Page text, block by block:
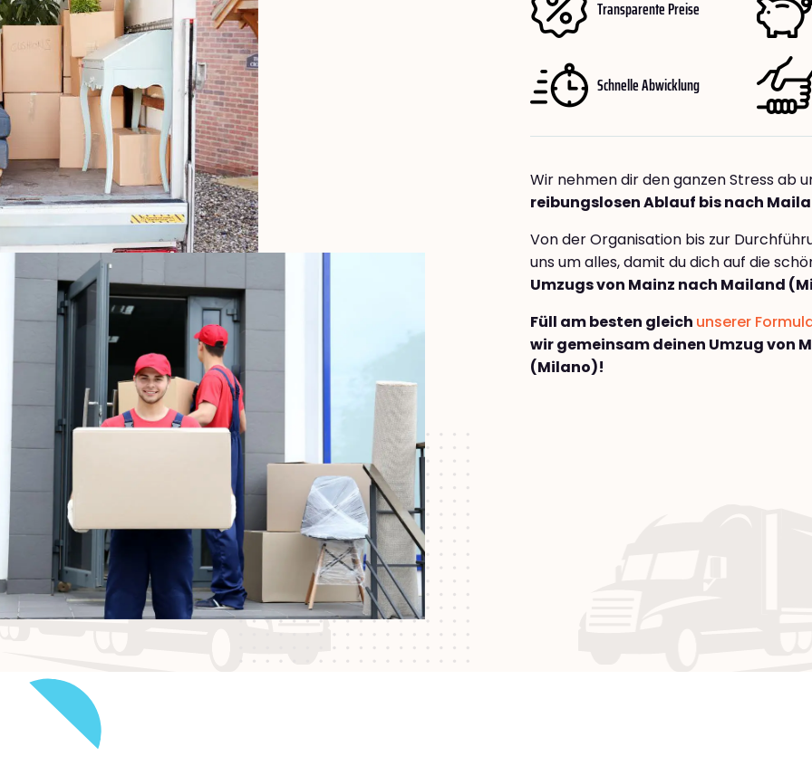
Transparente Preise
Schnelle Abwicklung
Wir nehmen dir den ganzen Stress ab
reibungslosen Ablauf bis nach
Von der Organisation bis zur
uns um alles, damit du dich auf die
Umzugs von Mainz nach Mailand
Füll am besten gleich unserer
wir gemeinsam deinen Umzug von
(Milano)!